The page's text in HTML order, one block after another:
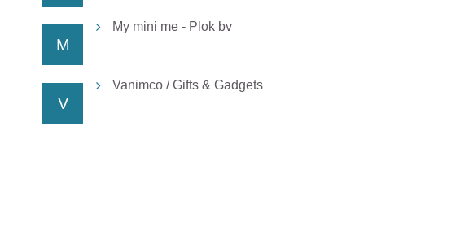
M
My mini me - Plok bv
V
Vanimco / Gifts & Gadgets